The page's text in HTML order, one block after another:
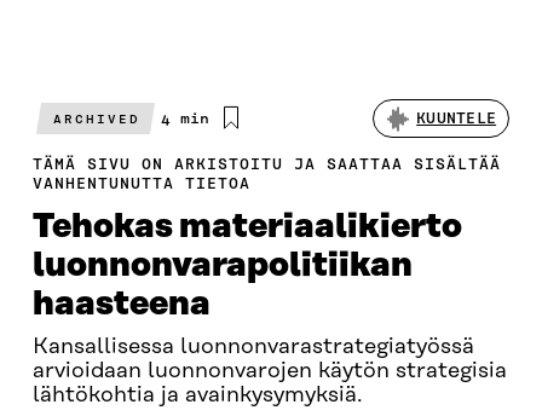
ARCHIVED
Arvioitu
4 min KUUNTELE
TÄMÄ SIVU ON ARKISTOITU JA SAATTAA SISÄLTÄÄ
VANHENTUNUTTA TIETOA
Tehokas materiaalikierto
luonnonvarapolitiikan
haasteena
Kansallisessa luonnonvarastrategiatyössä
arvioidaan luonnonvarojen käytön strategisia
lähtökohtia ja avainkysymyksiä.